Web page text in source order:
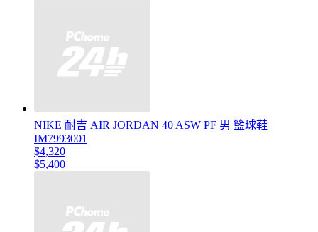
NIKE 耐吉 AIR JORDAN 40 ASW PF 男 籃球鞋
IM7993001
$4,320
$5,400